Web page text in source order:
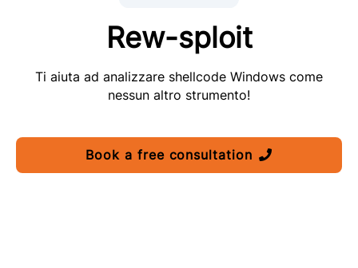
Rew-sploit
Ti aiuta ad analizzare shellcode Windows come
nessun altro strumento!
Book a free consultation